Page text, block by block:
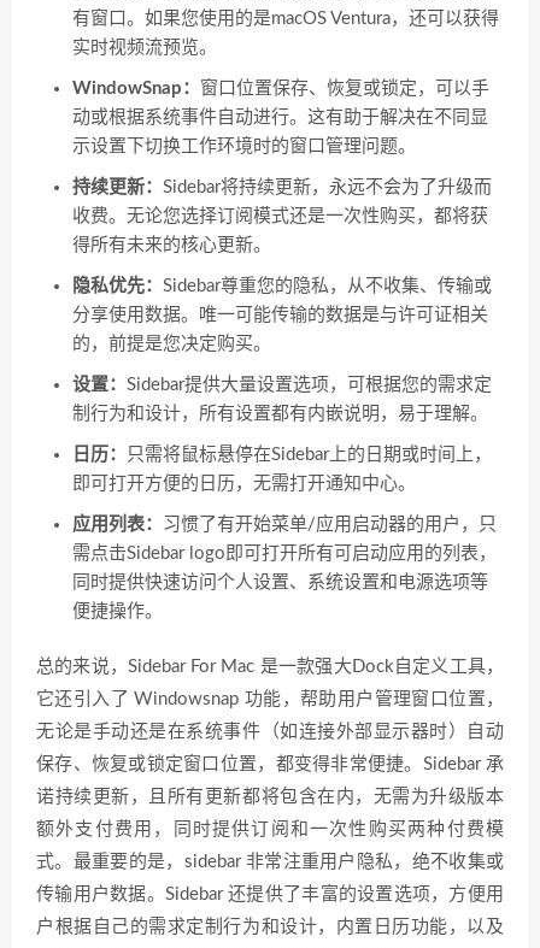
有窗口。如果您使用的是macOS Ventura，还可以获得
实时视频流预览。
WindowSnap： 窗口位置保存、恢复或锁定，可以手
动或根据系统事件自动进行。这有助于解决在不同显
示设置下切换工作环境时的窗口管理问题。
持续更新： Sidebar将持续更新，永远不会为了升级而
收费。无论您选择订阅模式还是一次性购买，都将获
得所有未来的核心更新。
隐私优先： Sidebar尊重您的隐私，从不收集、传输或
分享使用数据。唯一可能传输的数据是与许可证相关
的，前提是您决定购买。
设置： Sidebar提供大量设置选项，可根据您的需求定
制行为和设计，所有设置都有内嵌说明，易于理解。
日历：
只需将鼠标悬停在Sidebar上的日期或时间上，
即可打开方便的日历，无需打开通知中心。
应用列表： 习惯了有开始菜单/应用启动器的用户，只
需点击Sidebar logo即可打开所有可启动应用的列表，
同时提供快速访问个人设置、系统设置和电源选项等
便捷操作。
总的来说，Sidebar For Mac 是一款强大Dock自定义工具，
它还引入了 Windowsnap 功能，帮助用户管理窗口位置，
无论是手动还是在系统事件（如连接外部显示器时）自动
保存、恢复或锁定窗口位置，都变得非常便捷。Sidebar 承
诺持续更新，且所有更新都将包含在内，无需为升级版本
额外支付费用，同时提供订阅和一次性购买两种付费模
式。最重要的是，sidebar 非常注重用户隐私，绝不收集或
传输用户数据。Sidebar 还提供了丰富的设置选项，方便用
户根据自己的需求定制行为和设计，内置日历功能，以及